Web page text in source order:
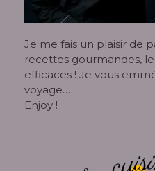
Je me fais un plaisir de
recettes gourmandes,
efficaces ! Je vous
voyage…
Enjoy !